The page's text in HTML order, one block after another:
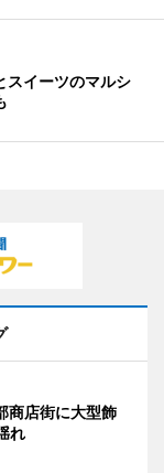
スイーツのマルシ
店街に大型飾
れ